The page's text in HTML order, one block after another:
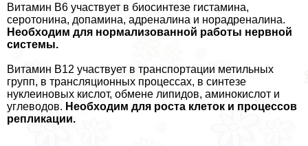
Витамин В6 участвует в биосинтезе гистамина,
серотонина, допамина, адреналина и норадреналина.
Необходим для нормализованной работы нервной
системы.
Витамин В12 участвует в трaнcпортации метильных
групп, в трaнcляционных процессах, в синтезе
нуклеиновых кислот, обмене липидов, аминокислот и
углеводов. Необходим для роста клеток и процессов
репликации.